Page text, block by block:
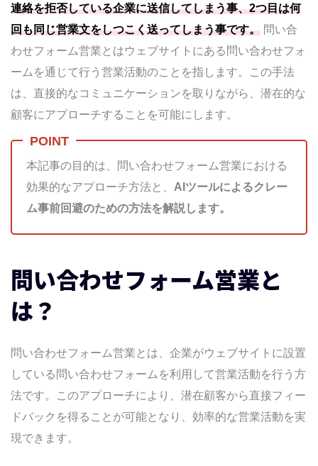
因
営業メールを拒否している企業に送付して
しまう
一度断られた企業に再度送付する
既存顧客への不適切な送付
相手に寄り添わない文面
何回も同じ文面を送ってしまう。
クレームを減らすための事前対策
問い合わせフォーム営業は違法？知っておくべき
法的リスク
送信
個人情報の取り扱いにも配慮を
クレーム発生時の効果的な対応方法
メールでのクレーム対応のポイント
そのまま使えるクレーム謝罪文例（メー
ル・電話）
クレームを減らすための事前対策
連絡を拒否している企業に送信してしまう事、2つ目は何
回も同じ営業文をしつこく送ってしまう事です。 問い合
わせフォーム営業とはウェブサイトにある問い合わせフォ
ームを通じて行う営業活動のことを指します。この手法
は、直接的なコミュニケーションを取りながら、潜在的な
顧客にアプローチすることを可能にします。
本記事の目的は、問い合わせフォーム営業における
効果的なアプローチ方法と、 AIツールによるクレー
ム事前回避のための方法を解説します。
問い合わせフォーム営業と
は？
問い合わせフォーム営業とは、企業がウェブサイトに設置
している問い合わせフォームを利用して営業活動を行う方
法です。このアプローチにより、潜在顧客から直接フィー
ドバックを得ることが可能となり、効率的な営業活動を実
現できます。